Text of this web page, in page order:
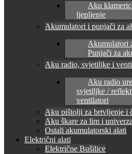
Aku
ljepljenje
Akumulatori i punjači za
Akumulatori
Punjači za
Aku radio, svjetiljke i
Aku radio
svjetiljke /
ventilatori
Aku pištolji za brtvljenje i
Aku škare za lim i
Ostali akumulatorski alati
Električni alati
Električne Bušilice